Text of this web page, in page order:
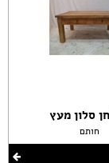
סלון מעץ
חותם